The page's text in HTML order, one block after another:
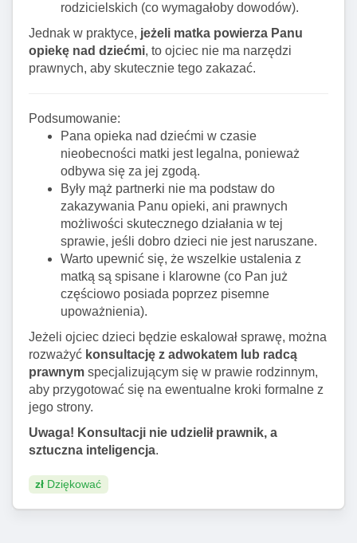
rodzicielskich (co wymagałoby dowodów).
Jednak w praktyce, jeżeli matka powierza Panu
opiekę nad dziećmi, to ojciec nie ma narzędzi
prawnych, aby skutecznie tego zakazać.
Podsumowanie:
Pana opieka nad dziećmi w czasie
nieobecności matki jest legalna, ponieważ
odbywa się za jej zgodą.
Były mąż partnerki nie ma podstaw do
zakazywania Panu opieki, ani prawnych
możliwości skutecznego działania w tej
sprawie, jeśli dobro dzieci nie jest naruszane.
Warto upewnić się, że wszelkie ustalenia z
matką są spisane i klarowne (co Pan już
częściowo posiada poprzez pisemne
upoważnienia).
Jeżeli ojciec dzieci będzie eskalował sprawę, można
rozważyć konsultację z adwokatem lub radcą
prawnym specjalizującym się w prawie rodzinnym,
aby przygotować się na ewentualne kroki formalne z
jego strony.
Uwaga! Konsultacji nie udzielił prawnik, a
sztuczna inteligencja.
zł Dziękować